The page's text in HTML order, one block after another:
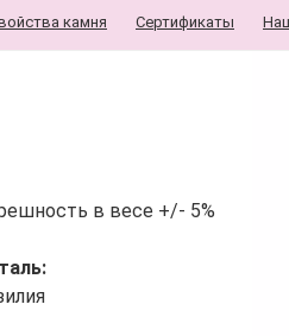
камня Сертификаты
в весе +/- 5%